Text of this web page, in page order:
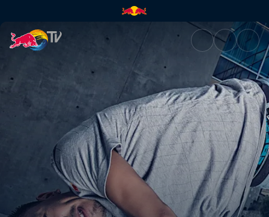
Freeze & Tricks | Red Bull TV